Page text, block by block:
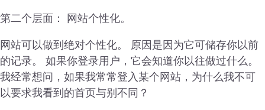
第二个层面： 网站个性化。
网站可以做到绝对个性化。 原因是因为它可储存你以前
的记录。 如果你登录用户，它会知道你以往做过什么。
我经常想问，如果我常常登入某个网站，为什么我不可
以要求我看到的首页与别不同？